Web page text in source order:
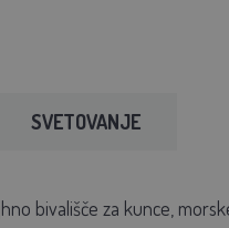
SVETOVANJE
bivališče za kunce,